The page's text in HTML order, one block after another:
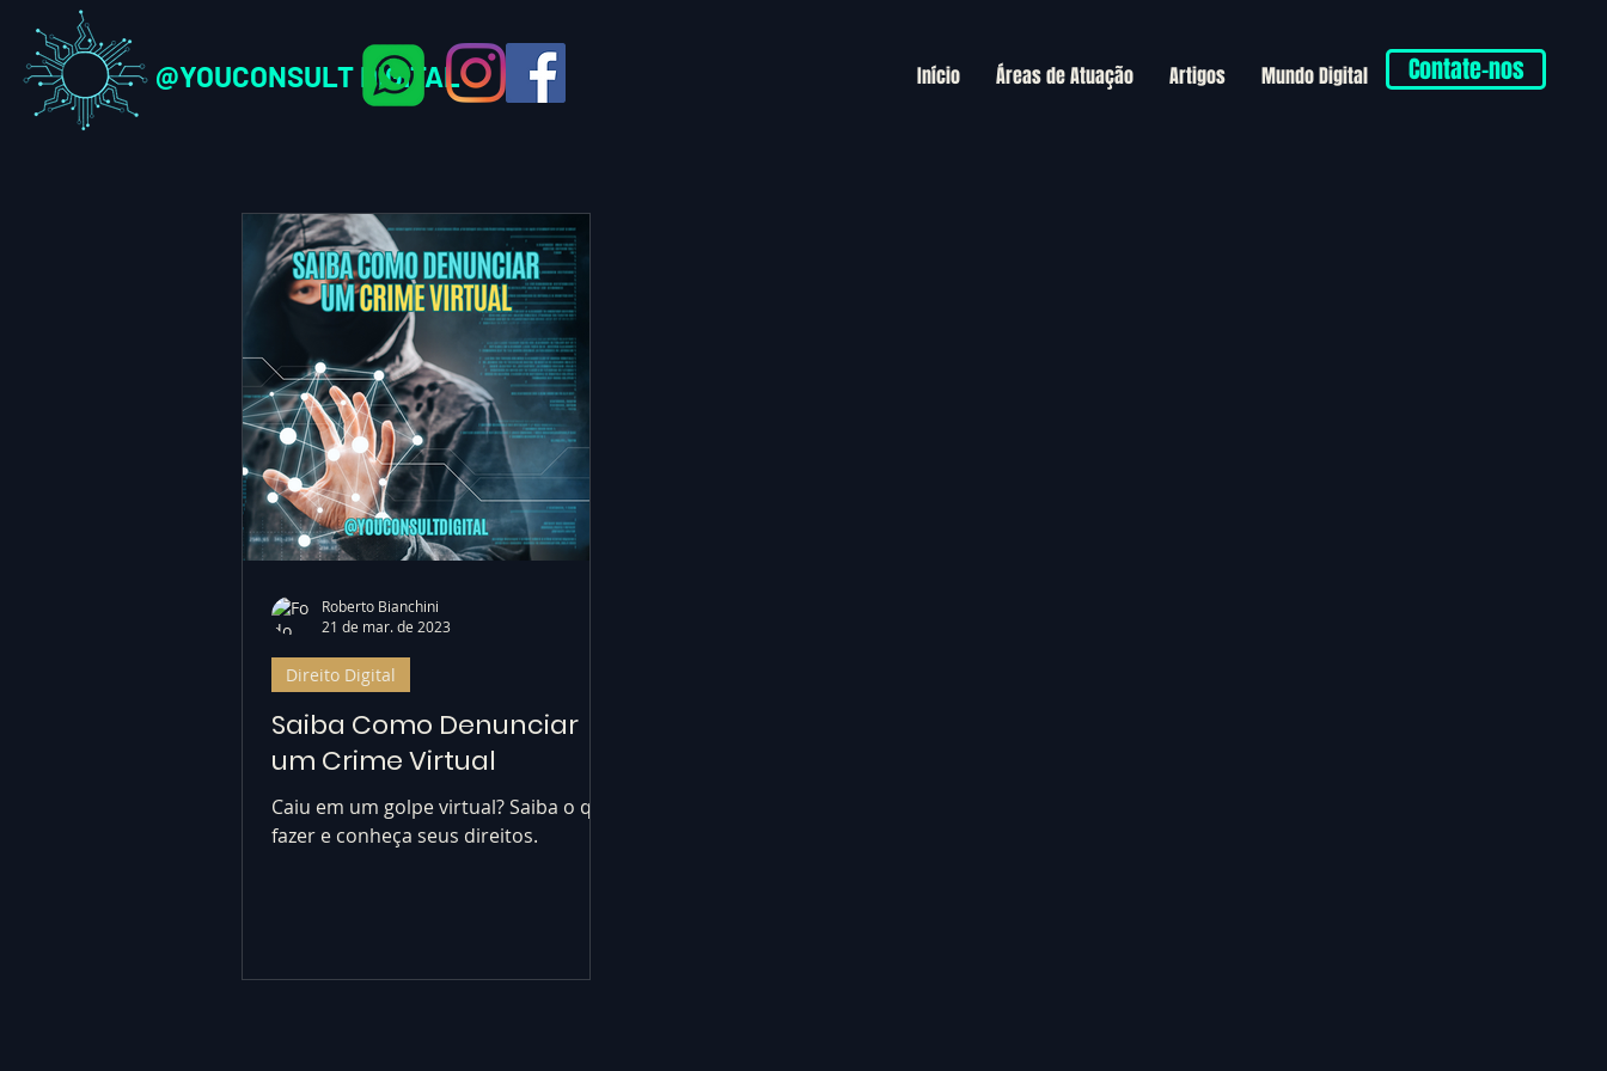
@YOUCONSULT DIGITAL Início Áreas de Atuação Artigos Mundo Digital Contate-nos
Saiba Como Denunciar
um Crime Virtual
Caiu em um golpe virtual? Saiba o que
fazer e conheça seus direitos.
Direito Digital
Roberto Bianchini
21 de mar. de 2023